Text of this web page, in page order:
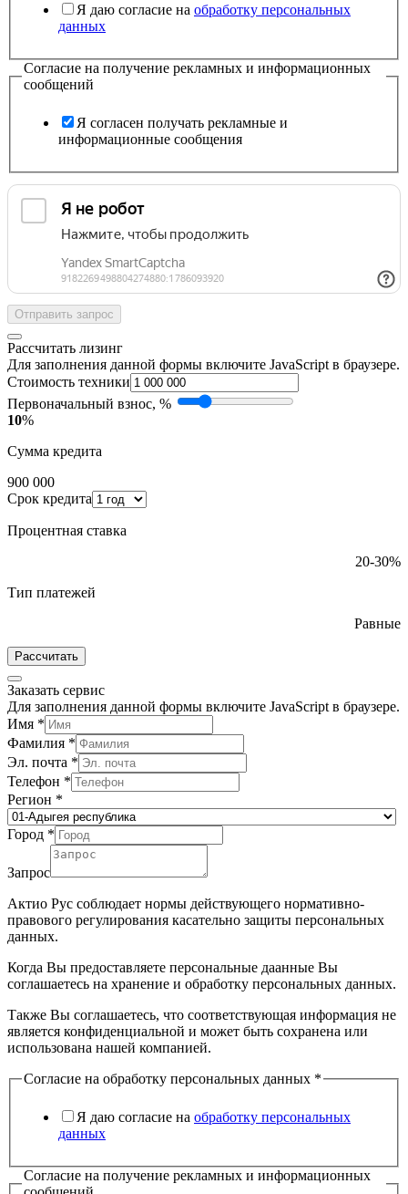
Я даю согласие на обработку персональных
данных
Согласие на получение рекламных и информационных
сообщений
Я согласен получать рекламные и
информационные сообщения
Отправить запрос
Рассчитать лизинг
Для заполнения данной формы включите JavaScript в браузере.
Стоимость техники
Первоначальный взнос, %
10%
Сумма кредита
900 000
Срок кредита
Процентная ставка
20-30%
Тип платежей
Равные
Рассчитать
Заказать сервис
Для заполнения данной формы включите JavaScript в браузере.
Имя *
Фамилия *
Эл. почта *
Телефон *
Регион *
Город *
Запрос
Актио Рус соблюдает нормы действующего нормативно-
правового регулирования касательно защиты персональных
данных.
Когда Вы предоставляете персональные даанные Вы
соглашаетесь на хранение и обработку персональных данных.
Также Вы соглашаетесь, что соответствующая информация не
является конфиденциальной и может быть сохранена или
использована нашей компанией.
Согласие на обработку персональных данных *
Я даю согласие на обработку персональных
данных
Согласие на получение рекламных и информационных